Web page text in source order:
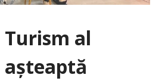
al
așteaptă